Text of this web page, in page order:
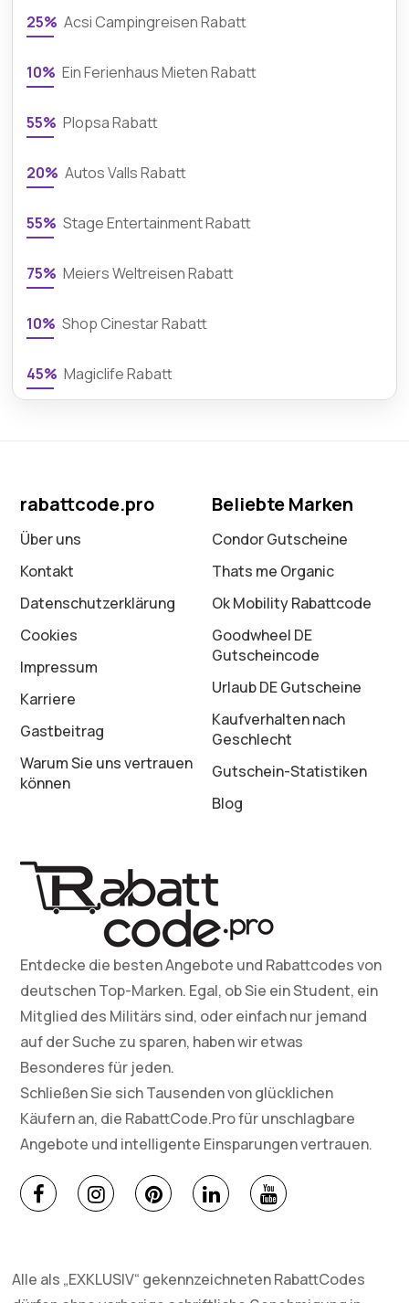
25% Acsi Campingreisen Rabatt
10% Ein Ferienhaus Mieten Rabatt
55% Plopsa Rabatt
20% Autos Valls Rabatt
55% Stage Entertainment Rabatt
75% Meiers Weltreisen Rabatt
10% Shop Cinestar Rabatt
45% Magiclife Rabatt
rabattcode.pro
Über uns
Kontakt
Datenschutz­erklärung
Cookies
Impressum
Karriere
Gastbeitrag
Warum Sie uns vertrauen
können
Beliebte Marken
Condor Gutscheine
Thats me Organic
Ok Mobility Rabattcode
Goodwheel DE
Gutscheincode
Urlaub DE Gutscheine
Kaufverhalten nach
Geschlecht
Gutschein-Statistiken
Blog
Entdecke die besten Angebote und Rabattcodes von
deutschen Top-Marken. Egal, ob Sie ein Student, ein
Mitglied des Militärs sind, oder einfach nur jemand
auf der Suche zu sparen, haben wir etwas
Besonderes für jeden.
Schließen Sie sich Tausenden von glücklichen
Käufern an, die RabattCode.Pro für unschlagbare
Angebote und intelligente Einsparungen vertrauen.
Alle als „EXKLUSIV“ gekennzeichneten RabattCodes